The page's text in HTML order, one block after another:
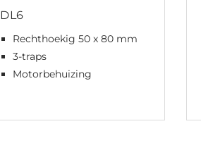
DL6
Rechthoekig 50 x 80 mm
3-traps
Motorbehuizing